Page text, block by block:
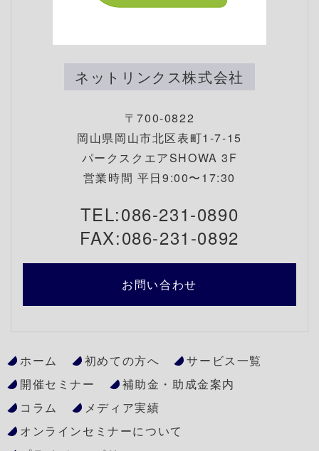
ネットリンクス株式会社
〒700-0822
岡山県岡山市北区表町1-7-15
パークスクエアSHOWA 3F
営業時間 平日9:00〜17:30
TEL:086-231-0890
FAX:086-231-0892
お問い合わせ
ホーム 初めての方へ
サービス一覧
開催セミナー
補助金・助成金案内
コラム
メディア実績
オンラインセミナーについて